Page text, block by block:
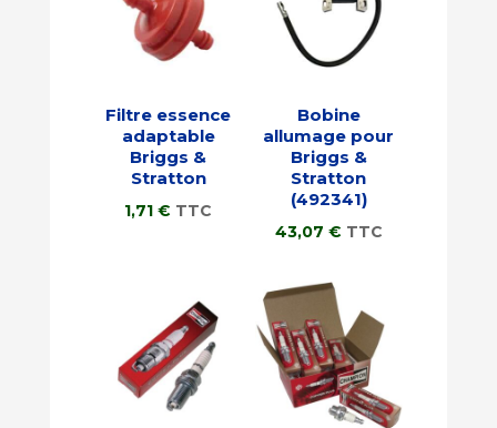
Filtre essence
adaptable
Briggs &
Stratton
1,71€ TTC
Bobine
allumage pour
Briggs &
Stratton
(492341)
43,07 € TTC